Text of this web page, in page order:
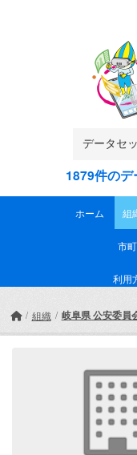
1879件の
ホーム 組
市
利用
組織 岐阜県 公安委員